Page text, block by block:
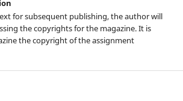
for subsequent publishing, the author will
the copyrights for the magazine. It is
the copyright of the assignment